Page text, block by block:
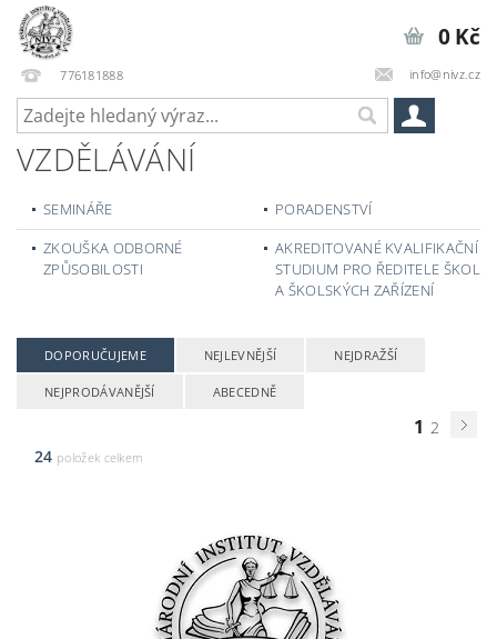
776181888 info@nivz.cz
0 Kč
VZDĚLÁVÁNÍ
SEMINÁŘE
PORADENSTVÍ
ZKOUŠKA ODBORNÉ
ZPŮSOBILOSTI
AKREDITOVANÉ KVALIFIKAČNÍ
STUDIUM PRO ŘEDITELE ŠKOL
A ŠKOLSKÝCH ZAŘÍZENÍ
DOPORUČUJEME NEJLEVNĚJŠÍ NEJDRAŽŠÍ
NEJPRODÁVANĚJŠÍ ABECEDNĚ
1 2
24 položek celkem